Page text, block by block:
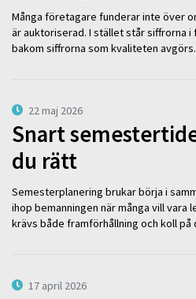
Många företagare funderar inte över
är auktoriserad. I stället står siffrorna
bakom siffrorna som kvaliteten
22 maj 2026
Snart
du rätt
Semesterplanering brukar börja i
ihop bemanningen när många vill vara
krävs både framförhållning och koll
17 april 2026